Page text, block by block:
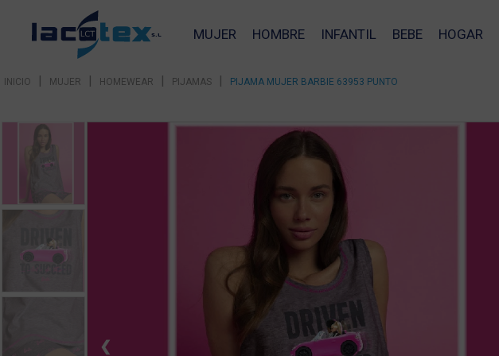
MUJER HOMBRE INFANTIL BEBE HOGAR
INICIO | MUJER | HOMEWEAR | PIJAMAS | PIJAMA MUJER BARBIE 63953 PUNTO
❮